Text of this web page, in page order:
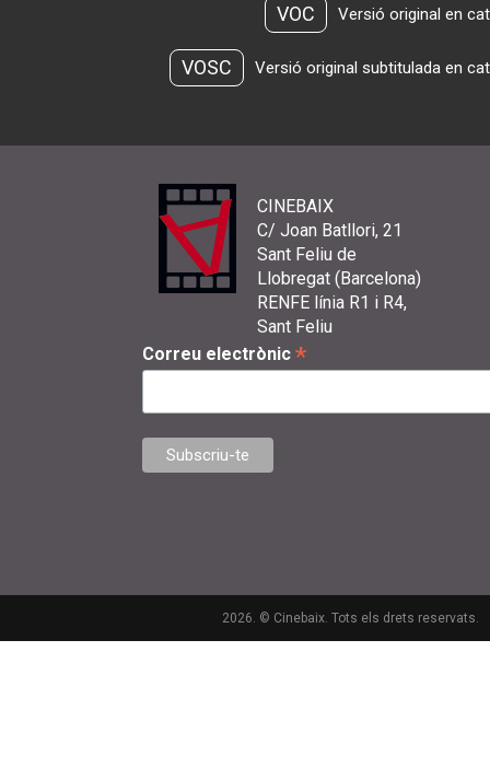
VOC Versió original en
VOSC Versió original subtitulada en
CINEBAIX
C/ Joan Batllori, 21
Sant Feliu de
Llobregat (Barcelona)
RENFE línia R1 i R4,
Sant Feliu
Correu electrònic *
2026. © Cinebaix. Tots els drets reservats.